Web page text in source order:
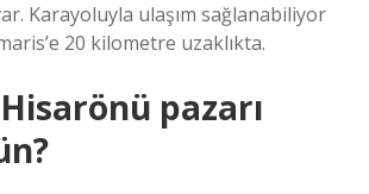
Karayoluyla ulaşım sağlanabiliyor
20 kilometre uzaklıkta.
pazarı